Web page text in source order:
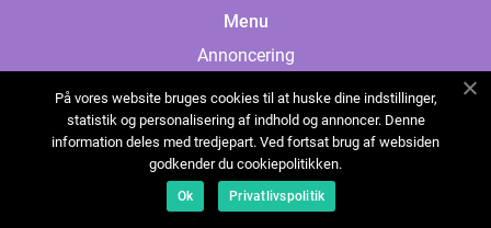
Menu
Annoncering
Cookies
Kontakt os
Sitemap
På vores website bruges cookies til at huske dine indstillinger,
statistik og personalisering af indhold og annoncer. Denne
information deles med tredjepart. Ved fortsat brug af websiden
godkender du cookiepolitikken.
Ok Privatlivspolitik